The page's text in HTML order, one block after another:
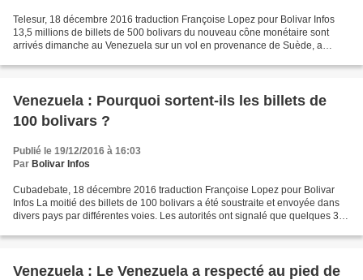
Telesur, 18 décembre 2016 traduction Françoise Lopez pour Bolivar Infos
13,5 millions de billets de 500 bolivars du nouveau cône monétaire sont
arrivés dimanche au Venezuela sur un vol en provenance de Suède, a
Venezuela : Pourquoi sortent-ils les billets de
100 bolivars ?
Publié le 19/12/2016 à 16:03
Par Bolivar Infos
Cubadebate, 18 décembre 2016 traduction Françoise Lopez pour Bolivar
Infos La moitié des billets de 100 bolivars a été soustraite et envoyée dans
divers pays par différentes voies. Les autorités ont signalé que quelques 300
Venezuela : Le Venezuela a respecté au pied de